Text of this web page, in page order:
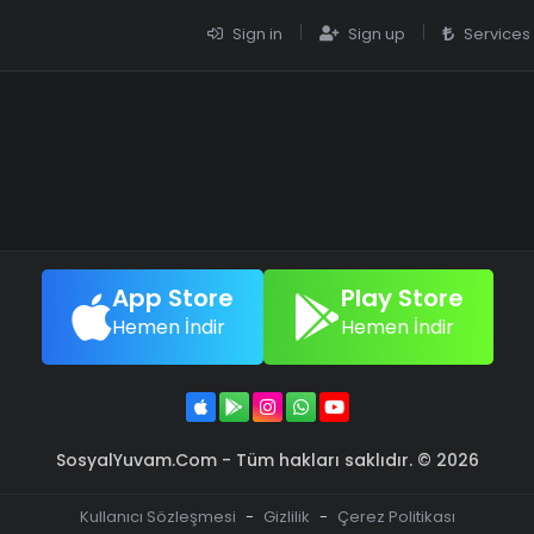
Sign in Sign up Services
App Store
Hemen İndir
Play Store
Hemen İndir
SosyalYuvam.Com - Tüm hakları saklıdır. © 2026
Kullanıcı Sözleşmesi - Gizlilik - Çerez Politikası